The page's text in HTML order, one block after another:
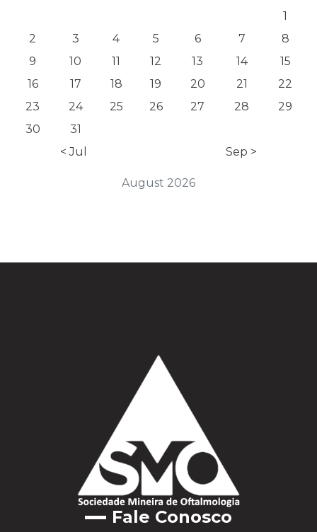
August 2026
1
2
3 4 5 6 7
8
9
10 11 12 13 14
15
16
17 18 19 20 21
22
23
24 25 26 27 28
29
30
31
< Jul
Sep >
Fale Conosco